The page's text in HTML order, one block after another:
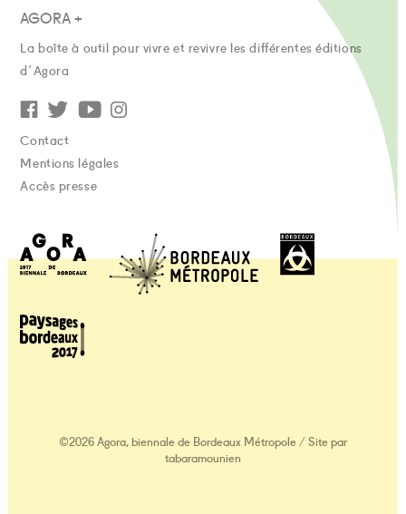
AGORA +
La boîte à outil pour vivre et revivre les différentes éditions
d'Agora
Contact
Mentions légales
Accès presse
©2026 Agora, biennale de Bordeaux Métropole /Site par
tabaramounien